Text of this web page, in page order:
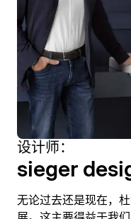
设计师：
sieger
无论过去还是现在，